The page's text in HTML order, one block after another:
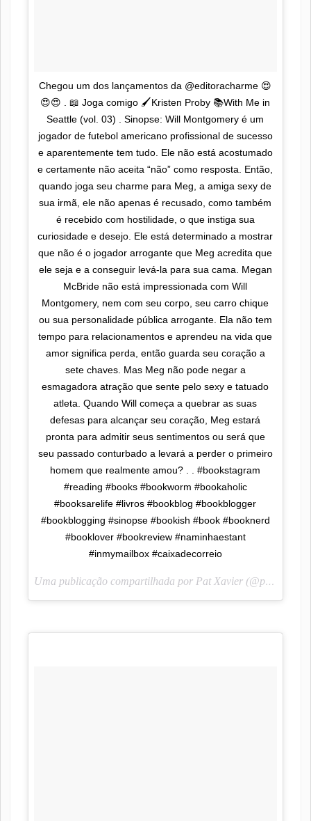
Chegou um dos lançamentos da @editoracharme 😍
😍😍 . 📖 Joga comigo 🖌Kristen Proby 📚With Me in
Seattle (vol. 03) . Sinopse: Will Montgomery é um
jogador de futebol americano profissional de sucesso
e aparentemente tem tudo. Ele não está acostumado
e certamente não aceita “não” como resposta. Então,
quando joga seu charme para Meg, a amiga sexy de
sua irmã, ele não apenas é recusado, como também
é recebido com hostilidade, o que instiga sua
curiosidade e desejo. Ele está determinado a mostrar
que não é o jogador arrogante que Meg acredita que
ele seja e a conseguir levá-la para sua cama. Megan
McBride não está impressionada com Will
Montgomery, nem com seu corpo, seu carro chique
ou sua personalidade pública arrogante. Ela não tem
tempo para relacionamentos e aprendeu na vida que
amor significa perda, então guarda seu coração a
sete chaves. Mas Meg não pode negar a
esmagadora atração que sente pelo sexy e tatuado
atleta. Quando Will começa a quebrar as suas
defesas para alcançar seu coração, Meg estará
pronta para admitir seus sentimentos ou será que
seu passado conturbado a levará a perder o primeiro
homem que realmente amou? . . #bookstagram
#reading #books #bookworm #bookaholic
#booksarelife #livros #bookblog #bookblogger
#bookblogging #sinopse #bookish #book #booknerd
#booklover #bookreview #naminhaestant
#inmymailbox #caixadecorreio
Uma publicação compartilhada por Pat Xavier (@pah_lendoescrevendo) em